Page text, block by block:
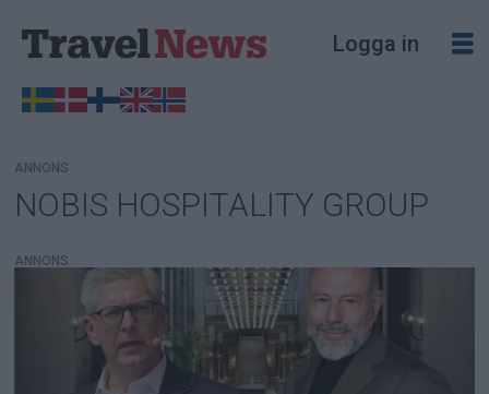
Logga in
Tag:
nobis
hospitality
group
ANNONS
NOBIS HOSPITALITY GROUP
ANNONS